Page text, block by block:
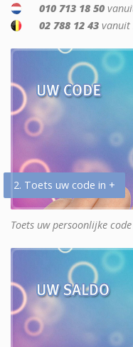
010 713 18 50
02 788 12 43 vanuit
2. Toets uw code in +
Toets uw persoonlijke